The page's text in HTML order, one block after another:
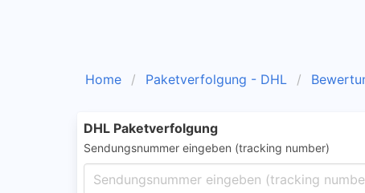
Home Paketverfolgung - DHL
DHL Paketverfolgung
Sendungsnummer eingeben (tracking number)